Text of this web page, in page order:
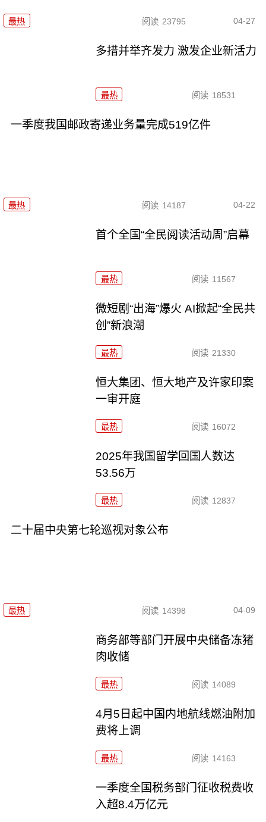
最热 阅读 23795 04-27
多措并举齐发力 激发企业新活力
最热 阅读 18531
一季度我国邮政寄递业务量完成519亿件
最热 阅读 14187 04-22
首个全国“全民阅读活动周”启幕
最热 阅读 11567
微短剧“出海”爆火 AI掀起“全民共
创”新浪潮
最热 阅读 21330
恒大集团、恒大地产及许家印案
一审开庭
最热 阅读 16072
2025年我国留学回国人数达
53.56万
最热 阅读 12837
二十届中央第七轮巡视对象公布
最热 阅读 14398 04-09
商务部等部门开展中央储备冻猪
肉收储
最热 阅读 14089
4月5日起中国内地航线燃油附加
费将上调
最热 阅读 14163
一季度全国税务部门征收税费收
入超8.4万亿元